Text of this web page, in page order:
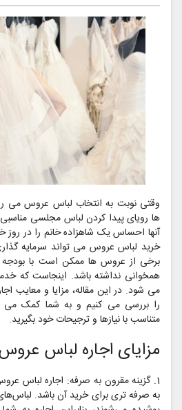
وقتی نوبت به انتخاب لباس عروس می
ها رویای پیدا کردن لباس مجلسی
آنها احساس یک شاهزاده خانم را در
خرید لباس عروس می تواند سرمایه
برخی از عروس ها ممکن است با بودجه
همخوانی نداشته باشد. اینجاست که
می شود. در این مقاله، مزایا و معایب
را بررسی می کنیم و به شما کمک می
متناسب با نیازها و ترجیحات خود بگیرید.
مزایای اجاره لباس
1. گزینه مقرون به صرفه: اجاره لباس
به صرفه تری برای خرید آن باشد.